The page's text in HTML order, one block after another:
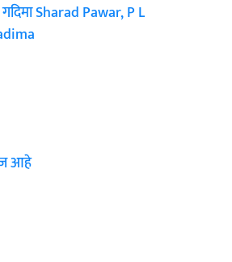
Sharad Pawar, P L
आहे